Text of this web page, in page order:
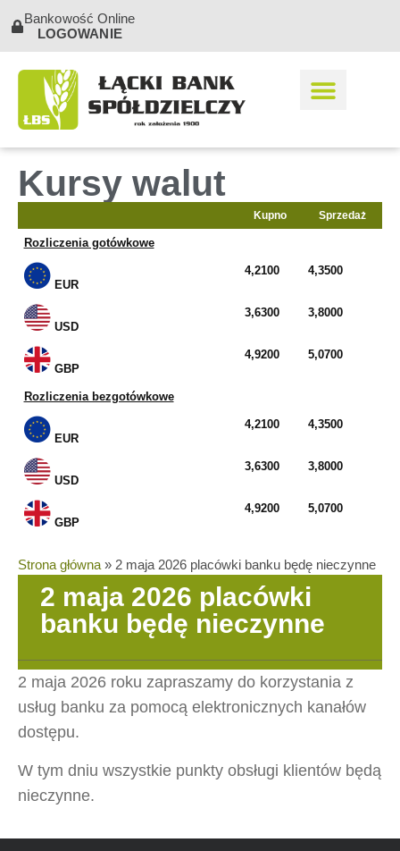
Bankowość Online
LOGOWANIE
Kursy walut
Kupno Sprzedaż
Rozliczenia gotówkowe
EUR
4,2100 4,3500
USD
3,6300 3,8000
GBP
4,9200 5,0700
Rozliczenia bezgotówkowe
EUR
4,2100 4,3500
USD
3,6300 3,8000
GBP
4,9200 5,0700
Strona główna » 2 maja 2026 placówki banku będę nieczynne
2 maja 2026 placówki
banku będę nieczynne
2 maja 2026 roku zapraszamy do korzystania z
usług banku za pomocą elektronicznych kanałów
dostępu.
W tym dniu wszystkie punkty obsługi klientów będą
nieczynne.